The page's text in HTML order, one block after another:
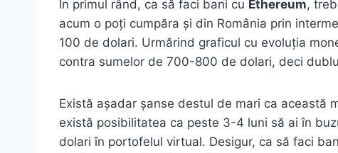
În primul rând, ca să faci bani cu Ethereum,
acum o poți cumpăra și din România prin
100 de dolari. Urmărind graficul cu evoluția
contra sumelor de 700-800 de dolari, deci
Există așadar șanse destul de mari ca această
există posibilitatea ca peste 3-4 luni să ai în
dolari în portofelul virtual. Desigur, ca să faci